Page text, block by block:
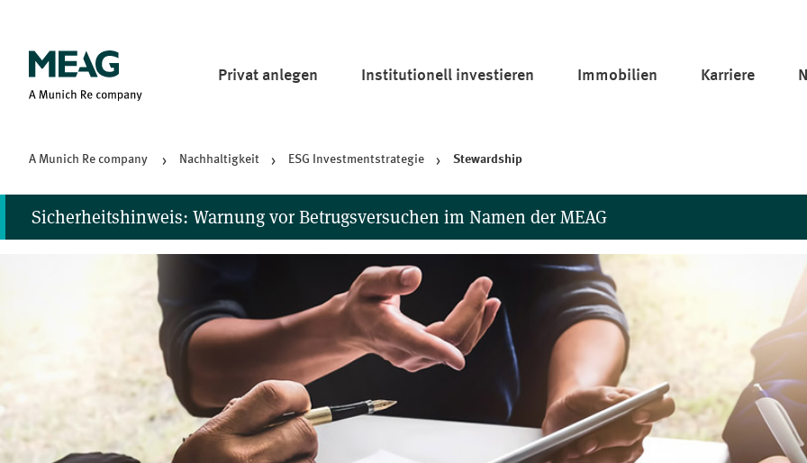
Pri­vat anlegen In­sti­tu­tio­nell investieren Immobilien Karriere
A Mu­nich Re company Nachhaltigkeit ESG Investmentstrategie Stewardship
Sicherheitshinweis: Warnung vor Betrugsversuchen im Namen der MEAG
Wir haben Hinweise zu Fällen erhalten, in denen die MEAG oder ihre Mitarbeiter in sozialen Medien für Betrugsversuche
werden. Dies kann über gefälschte Webseiten, Facebook-Seiten, WhatsApp-Gruppen sowie Apps geschehen. Bitte beachten
WhatsApp-Chats betreibt und auch sonst keine sozialen Medien nutzt, in denen Anlagetipps o.ä. angeboten werden.
Sollten Sie Anrufe, Nachrichten oder E-Mails erhalten, in denen Sie im Namen der MEAG aufgefordert werden, persönliche
zu befolgen oder Zahlungen zu leisten, gehen Sie bitte nicht darauf ein. Melden Sie bitte zweifelhafte Aktivitäten an